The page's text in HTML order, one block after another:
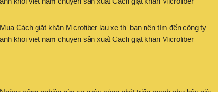
Mua Cách giặt khăn Microfiber lau xe thì bạn nên tìm đến công ty
anh khôi việt nam chuyên sản xuất Cách giặt khăn Microfiber